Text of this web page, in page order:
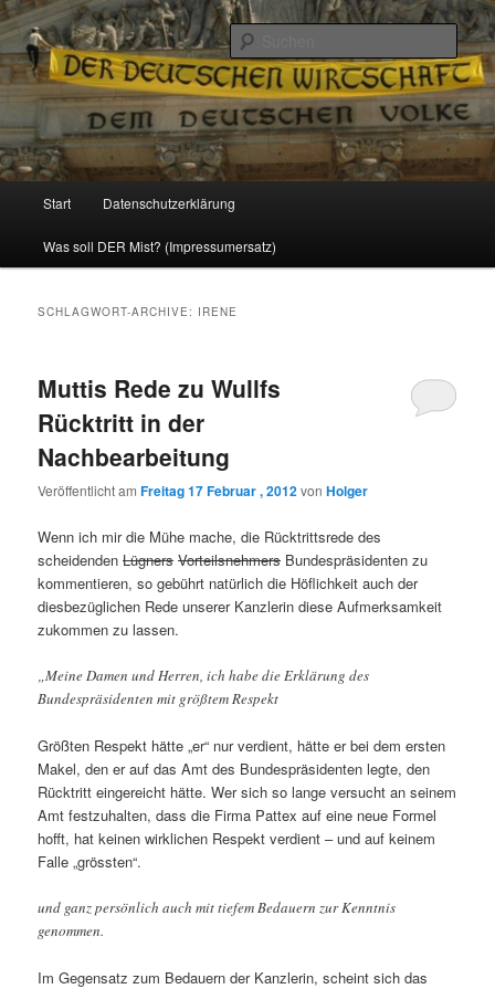
Reizzentrum
Politik, Wirtschaft, Soziales und Gesellschaft
Zum
Inhalt
Zum
sekundären
Start Datenschutzerklärung
Was soll DER Mist? (Impressumersatz)
SCHLAGWORT-ARCHIVE: IRENE
Muttis Rede zu Wullfs
Rücktritt in der
Nachbearbeitung
Veröffentlicht amFreitag 17 Februar , 2012vonHolger
Wenn ich mir die Mühe mache, die Rücktrittsrede des
scheidendenLügners Vorteilsnehmers Bundespräsidenten zu
kommentieren, so gebührt natürlich die Höflichkeit auch der
diesbezüglichen Rede unserer Kanzlerin diese Aufmerksamkeit
zukommen zu lassen.
„Meine Damen und Herren, ich habe die Erklärung des
Bundespräsidenten mit größtem Respekt
Größten Respekt hätte „er“ nur verdient, hätte er bei dem ersten
Makel, den er auf das Amt des Bundespräsidenten legte, den
Rücktritt eingereicht hätte. Wer sich so lange versucht an seinem
Amt festzuhalten, dass die Firma Pattex auf eine neue Formel
hofft, hat keinen wirklichen Respekt verdient – und auf keinem
Falle „grössten“.
und ganz persönlich auch mit tiefem Bedauern zur Kenntnis
genommen.
Im Gegensatz zum Bedauern der Kanzlerin, scheint sich das